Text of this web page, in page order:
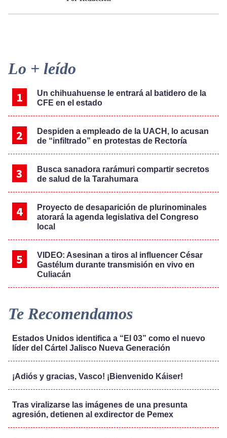
Primary
Sidebar
Lo + leído
Un chihuahuense le entrará al batidero de la
CFE en el estado
Despiden a empleado de la UACH, lo acusan
de “infiltrado” en protestas de Rectoría
Busca sanadora rarámuri compartir secretos
de salud de la Tarahumara
Proyecto de desaparición de plurinominales
atorará la agenda legislativa del Congreso
local
VIDEO: Asesinan a tiros al influencer César
Gastélum durante transmisión en vivo en
Culiacán
Te Recomendamos
Estados Unidos identifica a “El 03” como el nuevo
líder del Cártel Jalisco Nueva Generación
¡Adiós y gracias, Vasco! ¡Bienvenido Káiser!
Tras viralizarse las imágenes de una presunta
agresión, detienen al exdirector de Pemex